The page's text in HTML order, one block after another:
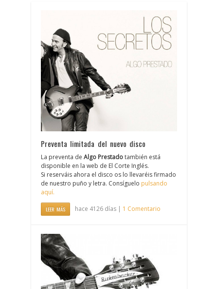
Preventa limitada del nuevo disco
La preventa de ‪ Algo Prestado‬ también está
disponible en la web de El Corte Inglés.
Si reserváis ahora el disco os lo llevaréis firmado
de nuestro puño y letra. Consíguelo pulsando
aquí.
LEER MÁS hace 4126 días | 1 Comentario